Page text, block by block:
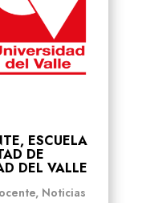
ESCUELA
DE
DEL VALLE
, Noticias